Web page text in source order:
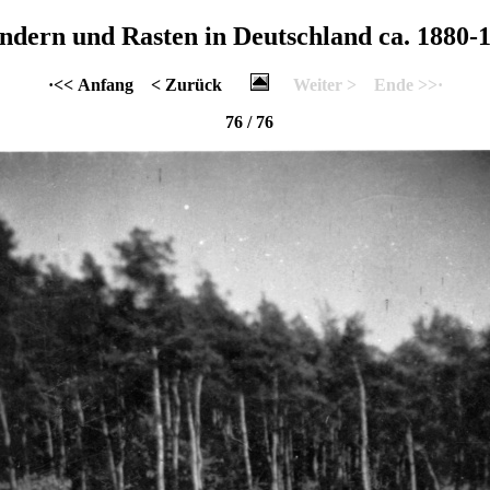
und Rasten in Deutschland ca. 1880-
·<< Anfang < Zurück Weiter >
Ende >>·
76 / 76